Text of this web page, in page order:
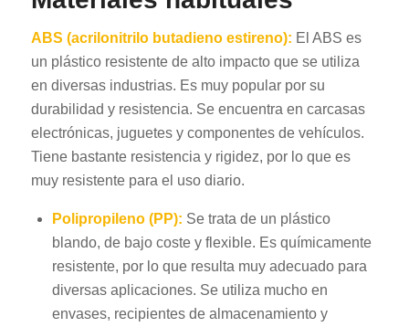
ABS (acrilonitrilo butadieno estireno): El ABS es
un plástico resistente de alto impacto que se utiliza
en diversas industrias. Es muy popular por su
durabilidad y resistencia. Se encuentra en carcasas
electrónicas, juguetes y componentes de vehículos.
Tiene bastante resistencia y rigidez, por lo que es
muy resistente para el uso diario.
Polipropileno (PP): Se trata de un plástico
blando, de bajo coste y flexible. Es químicamente
resistente, por lo que resulta muy adecuado para
diversas aplicaciones. Se utiliza mucho en
envases, recipientes de almacenamiento y